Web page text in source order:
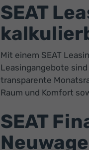
SEAT
Mit einem SEAT
Leasingangebote
transparente
Raum und Komfort
SEAT